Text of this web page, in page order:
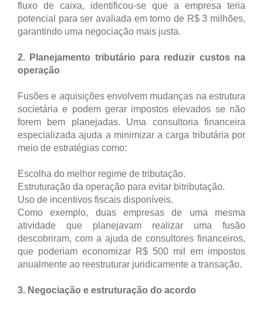
fluxo de caixa, identificou-se que a empresa teria
potencial para ser avaliada em torno de R$ 3 milhões,
garantindo uma negociação mais justa.
2. Planejamento tributário para reduzir custos na
operação
Fusões e aquisições envolvem mudanças na estrutura
societária e podem gerar impostos elevados se não
forem bem planejadas. Uma consultoria financeira
especializada ajuda a minimizar a carga tributária por
meio de estratégias como:
Escolha do melhor regime de tributação.
Estruturação da operação para evitar bitributação.
Uso de incentivos fiscais disponíveis.
Como exemplo, duas empresas de uma mesma
atividade que planejavam realizar uma fusão
descobriram, com a ajuda de consultores financeiros,
que poderiam economizar R$ 500 mil em impostos
anualmente ao reestruturar juridicamente a transação.
3. Negociação e estruturação do acordo